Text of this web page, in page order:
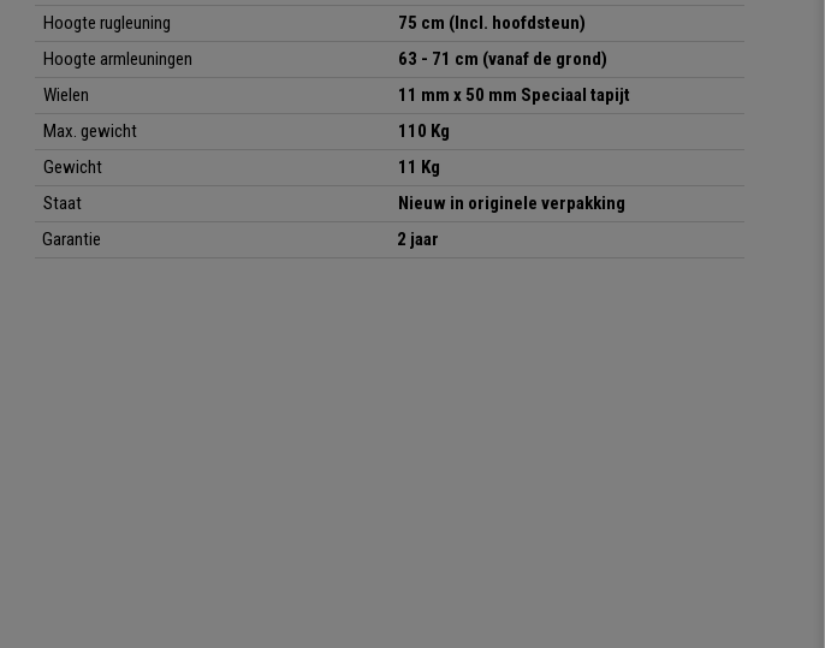
Hoogte rugleuning
75 cm (Incl. hoofdsteun)
Hoogte armleuningen
63 - 71 cm (vanaf de grond)
Wielen
11 mm x 50 mm Speciaal tapijt
Max. gewicht
11 0 Kg
Gewicht
11 Kg
Staat
Nieuw in originele verpakking
Garantie
2 jaar